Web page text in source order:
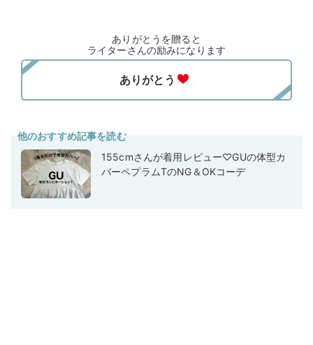
ありがとうを贈ると
ライターさんの励みになります
他のおすすめ記事を読む
155cmさんが着用レビュー♡GUの体型カ
バーペプラムTのNG＆OKコーデ